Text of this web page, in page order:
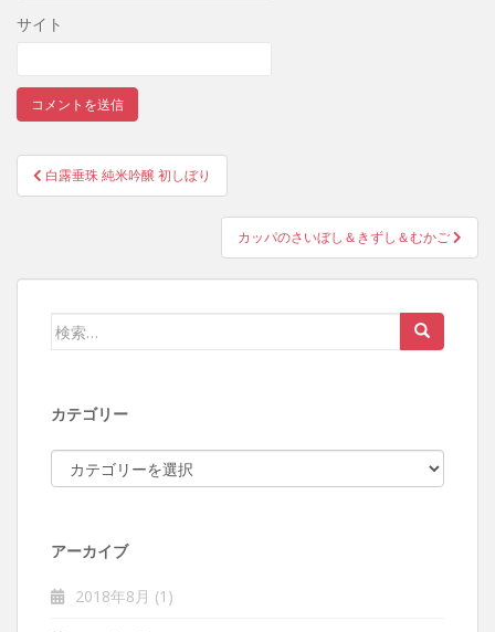
サイト
投稿ナビゲーション
白露垂珠 純米吟醸 初しぼり
カッパのさいぼし＆きずし＆むかご
検索:
カテゴリー
カテゴリー
アーカイブ
2018年8月 (1)